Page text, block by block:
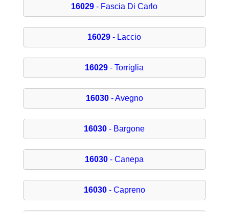
16029 - Fascia Di Carlo
16029 - Laccio
16029 - Torriglia
16030- Avegno
16030 - Bargone
16030 - Canepa
16030- Capreno